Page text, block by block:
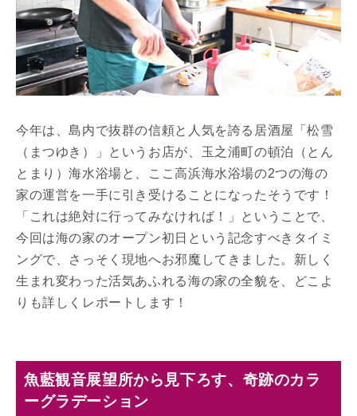
今年は、島内で抜群の信頼と人気を誇る居酒屋「松雪
（まつゆき）」というお店が、玉之浦町の頓泊（とん
とまり）海水浴場と、ここ高浜海水浴場の2つの海の
家の運営を一手に引き受けることになったそうです！
「これは絶対に行ってみなければ！」ということで、
今回は海の家のオープン初日という記念すべきタイミ
ングで、さっそく現地へお邪魔してきました。新しく
生まれ変わった活気あふれる海の家の全貌を、どこよ
りも詳しくレポートします！
魚藍観音展望所から見下ろす、奇跡のカラ
ーグラデーション